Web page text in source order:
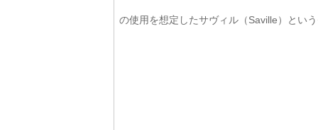
の使用を想定したサヴィル（Saville）とい